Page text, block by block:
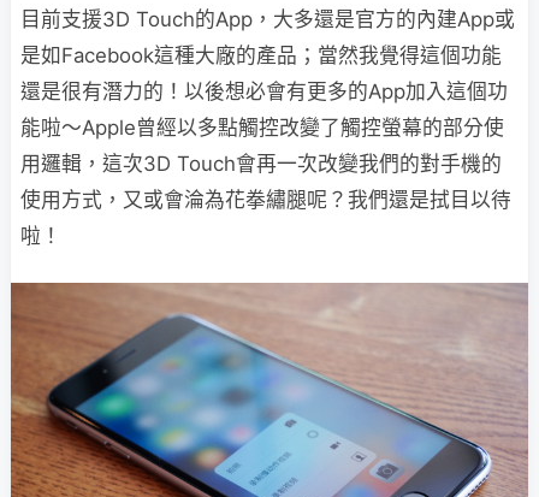
目前支援3D Touch的App，大多還是官方的內建App或
是如Facebook這種大廠的產品；當然我覺得這個功能
還是很有潛力的！以後想必會有更多的App加入這個功
能啦～Apple曾經以多點觸控改變了觸控螢幕的部分使
用邏輯，這次3D Touch會再一次改變我們的對手機的
使用方式，又或會淪為花拳繡腿呢？我們還是拭目以待
啦！